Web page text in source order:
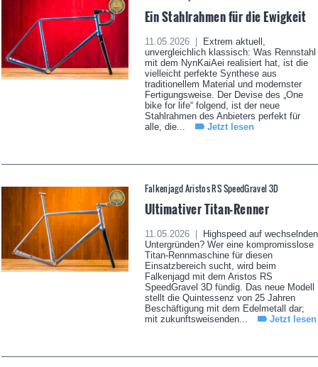
Ein Stahlrahmen für die Ewigkeit
11.05.2026 |
Extrem aktuell,
unvergleichlich klassisch: Was Rennstahl
mit dem NynKaiAei realisiert hat, ist die
vielleicht perfekte Synthese aus
traditionellem Material und modernster
Fertigungsweise. Der Devise des „One
bike for life“ folgend, ist der neue
Stahlrahmen des Anbieters perfekt für
alle, die...
Jetzt lesen
Falkenjagd Aristos RS SpeedGravel 3D
Ultimativer Titan-Renner
11.05.2026 |
Highspeed auf wechselnden
Untergründen? Wer eine kompromisslose
Titan-Rennmaschine für diesen
Einsatzbereich sucht, wird beim
Falkenjagd mit dem Aristos RS
SpeedGravel 3D fündig. Das neue Modell
stellt die Quintessenz von 25 Jahren
Beschäftigung mit dem Edelmetall dar;
mit zukunftsweisenden...
Jetzt lesen